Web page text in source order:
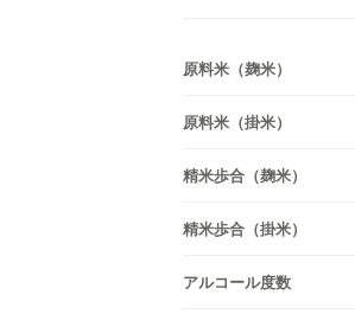
原料米（麹米）
原料米（掛米）
精米歩合（麹米）
精米歩合（掛米）
アルコール度数